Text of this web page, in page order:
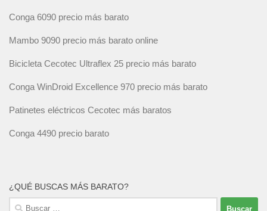
Conga 6090 precio más barato
Mambo 9090 precio más barato online
Bicicleta Cecotec Ultraflex 25 precio más barato
Conga WinDroid Excellence 970 precio más barato
Patinetes eléctricos Cecotec más baratos
Conga 4490 precio barato
¿QUÉ BUSCAS MÁS BARATO?
Buscar: